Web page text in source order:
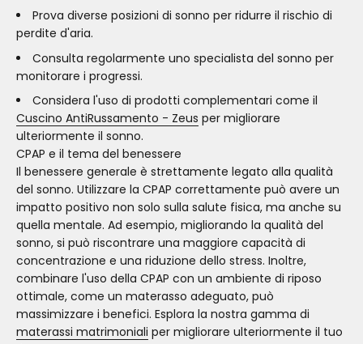
Prova diverse posizioni di sonno per ridurre il rischio di
perdite d'aria.
Consulta regolarmente uno specialista del sonno per
monitorare i progressi.
Considera l'uso di prodotti complementari come il
Cuscino AntiRussamento - Zeus per migliorare
ulteriormente il sonno.
CPAP e il tema del benessere
Il benessere generale è strettamente legato alla qualità
del sonno. Utilizzare la CPAP correttamente può avere un
impatto positivo non solo sulla salute fisica, ma anche su
quella mentale. Ad esempio, migliorando la qualità del
sonno, si può riscontrare una maggiore capacità di
concentrazione e una riduzione dello stress. Inoltre,
combinare l'uso della CPAP con un ambiente di riposo
ottimale, come un materasso adeguato, può
massimizzare i benefici. Esplora la nostra gamma di
materassi matrimoniali per migliorare ulteriormente il tuo